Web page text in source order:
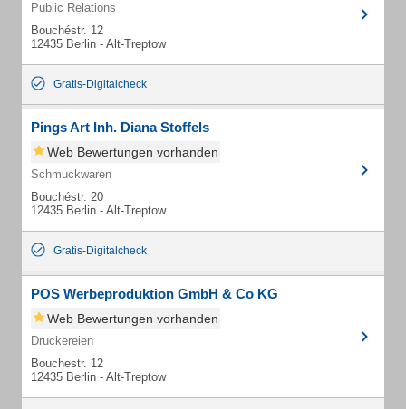
Public Relations
Bouchéstr. 12
12435 Berlin - Alt-Treptow
Gratis-Digitalcheck
Pings Art Inh. Diana Stoffels
Web Bewertungen vorhanden
Schmuckwaren
Bouchéstr. 20
12435 Berlin - Alt-Treptow
Gratis-Digitalcheck
POS Werbeproduktion GmbH & Co KG
Web Bewertungen vorhanden
Druckereien
Bouchestr. 12
12435 Berlin - Alt-Treptow